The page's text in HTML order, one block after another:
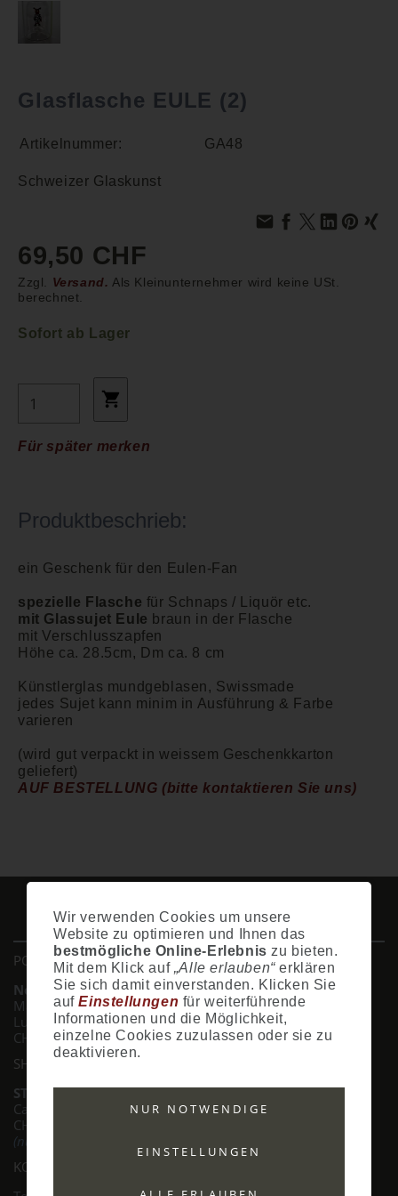
Glasflasche EULE (2)
Artikelnummer: GA48
Schweizer Glaskunst
69,50 CHF
Zzgl. Versand. Als Kleinunternehmer wird keine USt.
berechnet.
Sofort ab Lager
Für später merken
Produktbeschrieb:
ein Geschenk für den Eulen-Fan
spezielle Flasche für Schnaps / Liquör etc.
mit Glassujet Eule braun in der Flasche
mit Verschlusszapfen
Höhe ca. 28.5cm, Dm ca. 8 cm
Künstlerglas mundgeblasen, Swissmade
jedes Sujet kann minim in Ausführung & Farbe
varieren
(wird gut verpackt in weissem Geschenkkarton
geliefert)
AUF BESTELLUNG (bitte kontaktieren Sie uns)
WIDERRUFSRECHTSITEMAPHILFECOOKIES
POSTADRESSE
Nostalgie- & Geschenk Shop
Maja Schmid
Luzernerstrasse 14
CH-6353 Weggis
SHOWROOM
STANDORT:
Calendariaweg 1
CH-6405 Immensee
(nur auf Terminabsprache)
KONTAKT
Wir verwenden Cookies um unsere
Website zu optimieren und Ihnen das
bestmögliche Online-Erlebnis zu bieten.
Mit dem Klick auf „Alle erlauben“erklären
Sie sich damit einverstanden. Klicken Sie
aufEinstellungen für weiterführende
Informationen und die Möglichkeit,
einzelne Cookies zuzulassen oder sie zu
deaktivieren.
NUR NOTWENDIGE
EINSTELLUNGEN